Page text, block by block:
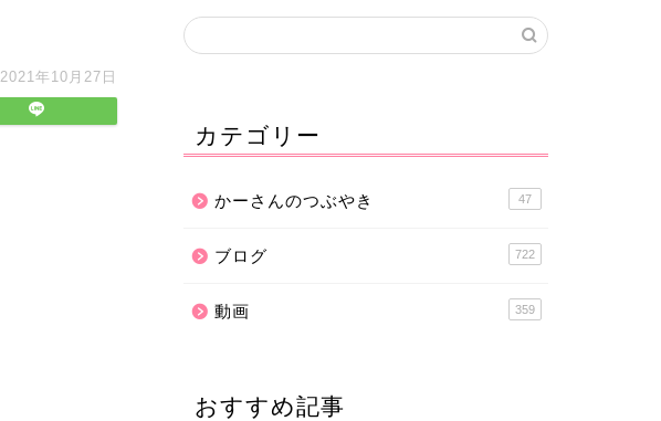
2021年10月27日
カテゴリー
かーさんのつぶやき 47
ブログ 722
動画 359
おすすめ記事